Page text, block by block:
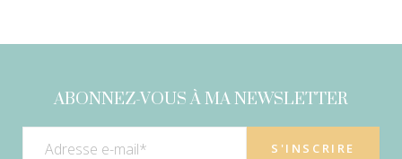
ABONNEZ-VOUS À MA NEWSLETTER